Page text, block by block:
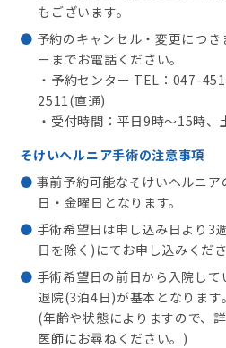
もございます。
予約のキャンセル・変更につ
ーまでお電話ください。
・予約センター TEL：047-
2511(直通)
・受付時間：平日9時～15時
そけいヘルニア手術の注意事項
事前予約可能なそけいヘルニ
日・金曜日となります。
手術希望日は申し込み日より3
日を除く)にてお申し込みくださ
手術希望日の前日から入院し
退院(3泊4日)が基本となります。
(年齢や状態によりますので、
医師にお尋ねください。)